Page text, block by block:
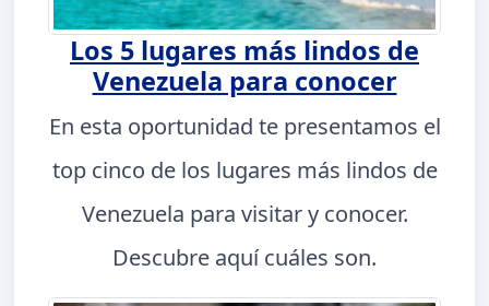
Los 5 lugares más lindos de
Venezuela para conocer
En esta oportunidad te presentamos el
top cinco de los lugares más lindos de
Venezuela para visitar y conocer.
Descubre aquí cuáles son.